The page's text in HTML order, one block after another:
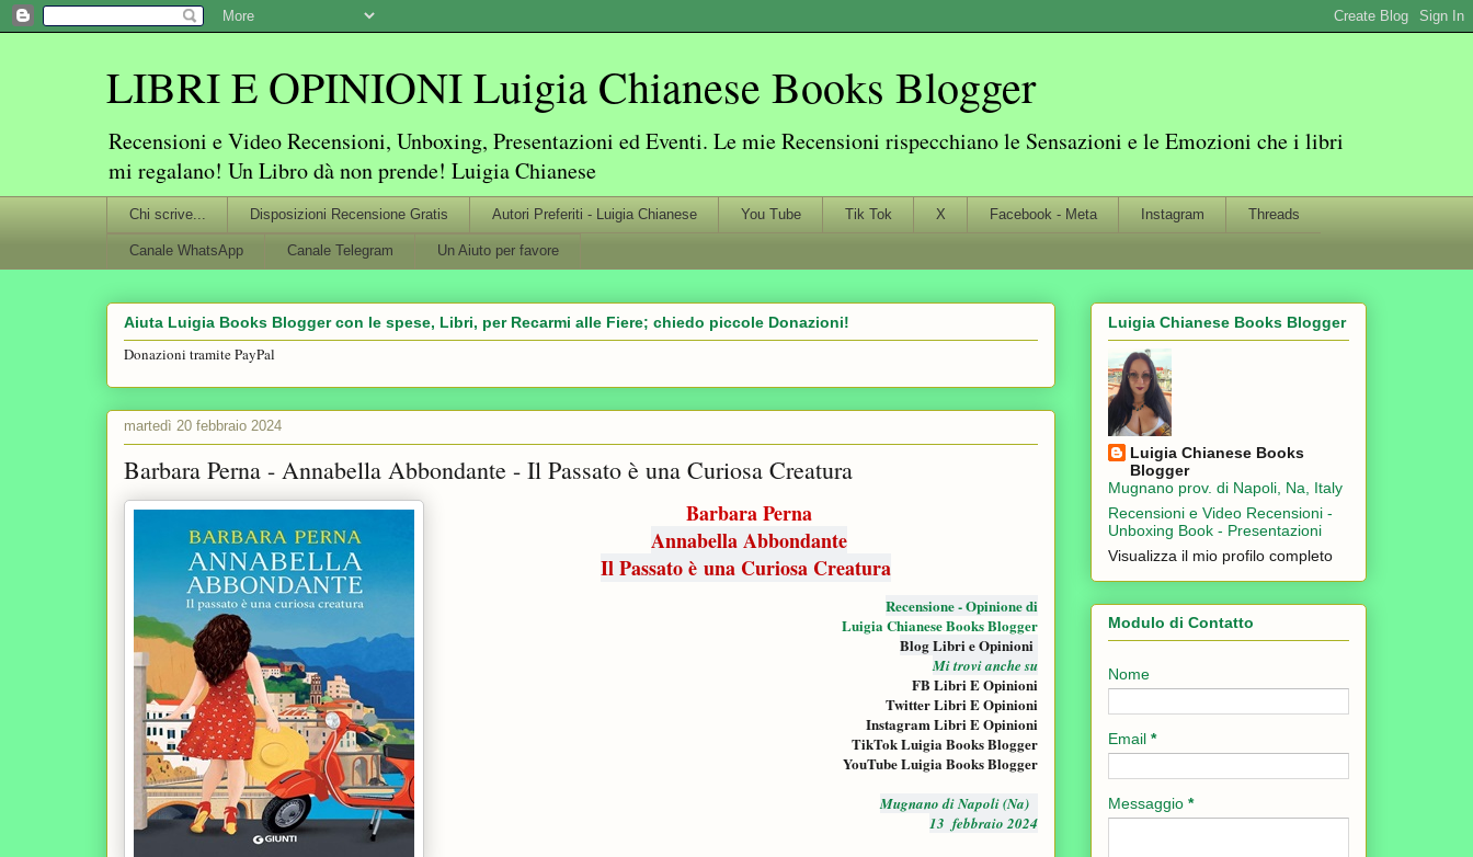
LIBRI E OPINIONI Luigia Chianese Books Blogger
Recensioni e Video Recensioni, Unboxing, Presentazioni ed Eventi. Le mie Recensioni rispecchiano le Sensazioni e le Emozioni che i libri
mi regalano! Un Libro dà non prende! Luigia Chianese
Chi scrive... Disposizioni Recensione Gratis Autori Preferiti - Luigia Chianese You Tube Tik Tok X Facebook - Meta Instagram Threads
Canale WhatsApp Canale Telegram Un Aiuto per favore
Aiuta Luigia Books Blogger con le spese, Libri, per Recarmi alle Fiere; chiedo piccole Donazioni!
Donazioni tramite PayPal
martedì 20 febbraio 2024
Barbara Perna - Annabella Abbondante - Il Passato è una Curiosa Creatura
Barbara Perna
Annabella Abbondante
Il Passato è una Curiosa Creatura
Recensione - Opinione di
Luigia Chianese Books Blogger
Blog Libri e Opinioni
Mi trovi anche su
FB Libri E Opinioni
Twitter Libri E Opinioni
Instagram Libri E Opinioni
TikTok Luigia Books Blogger
YouTube Luigia Books Blogger
Mugnano di Napoli (Na)
13 febbraio 2024
Luigia Chianese Books Blogger
Luigia Chianese Books
Blogger
Mugnano prov. di Napoli, Na, Italy
Recensioni e Video Recensioni -
Unboxing Book - Presentazioni
Visualizza il mio profilo completo
Modulo di Contatto
Nome
Email *
Messaggio *